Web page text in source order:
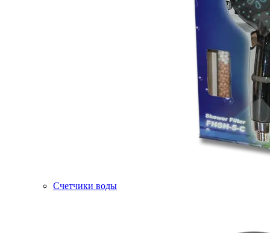
Счетчики воды